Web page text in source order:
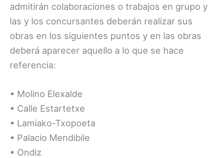
admitirán colaboraciones o trabajos en grupo y
las y los concursantes deberán realizar sus
obras en los siguientes puntos y en las obras
deberá aparecer aquello a lo que se hace
referencia:
• Molino Elexalde
• Calle Estartetxe
• Lamiako-Txopoeta
• Palacio Mendibile
• Ondiz